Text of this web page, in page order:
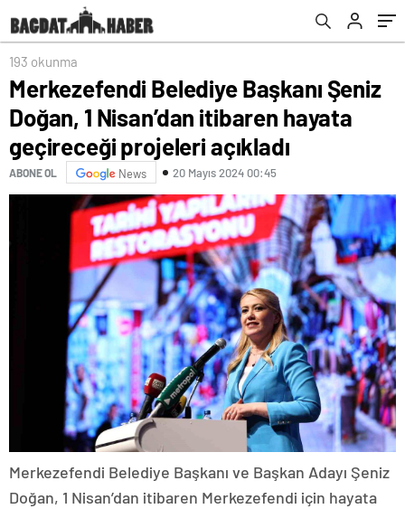
projeleri açıkladı
193 okunma
Merkezefendi Belediye Başkanı Şeniz
Doğan, 1 Nisan’dan itibaren hayata
geçireceği projeleri açıkladı
ABONE OL News 20 Mayıs 2024 00:45
Merkezefendi Belediye Başkanı ve Başkan Adayı Şeniz
Doğan, 1 Nisan’dan itibaren Merkezefendi için hayata